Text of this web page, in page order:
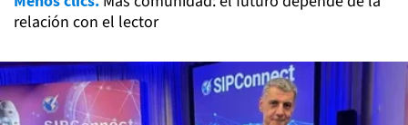
relación con el lector